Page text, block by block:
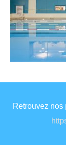
Retrouvez nos